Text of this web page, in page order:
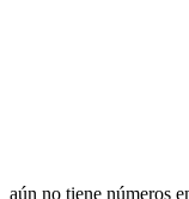
aún no tiene números